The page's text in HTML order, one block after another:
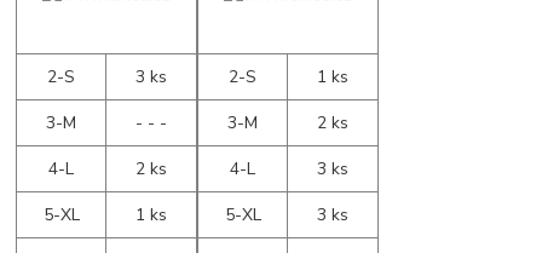
2-S
3 ks
3-M
- - -
4-L
2 ks
5-XL
1 ks
2-S
1 ks
3-M
2 ks
4-L
3 ks
5-XL
3 ks